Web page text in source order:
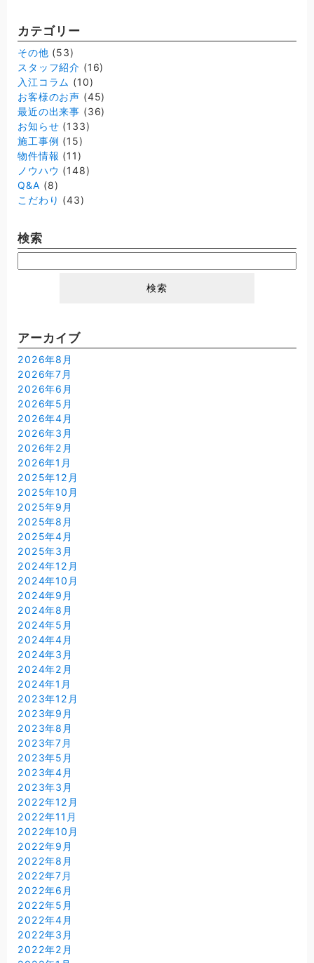
カテゴリー
その他 (53)
スタッフ紹介 (16)
入江コラム (10)
お客様のお声 (45)
最近の出来事 (36)
お知らせ (133)
施工事例 (15)
物件情報 (11)
ノウハウ (148)
Q&A (8)
こだわり (43)
検索
索:
アーカイブ
2026年8月
2026年7月
2026年6月
2026年5月
2026年4月
2026年3月
2026年2月
2026年1月
2025年12月
2025年10月
2025年9月
2025年8月
2025年4月
2025年3月
2024年12月
2024年10月
2024年9月
2024年8月
2024年5月
2024年4月
2024年3月
2024年2月
2024年1月
2023年12月
2023年9月
2023年8月
2023年7月
2023年5月
2023年4月
2023年3月
2022年12月
2022年11月
2022年10月
2022年9月
2022年8月
2022年7月
2022年6月
2022年5月
2022年4月
2022年3月
2022年2月